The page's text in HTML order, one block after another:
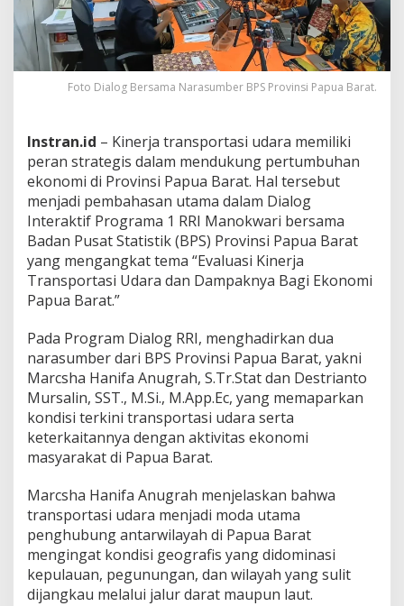
n
p
o
r
t
i
U
d
a
r
a
d
a
n
D
p
a
k
n
y
a
B
a
g
E
k
o
n
o
m
i
Foto Dialog Bersama Narasumber BPS Provinsi Papua Barat.
Instran.id – Kinerja transportasi udara memiliki
peran strategis dalam mendukung pertumbuhan
ekonomi di Provinsi Papua Barat. Hal tersebut
menjadi pembahasan utama dalam Dialog
Interaktif Programa 1 RRI Manokwari bersama
Badan Pusat Statistik (BPS) Provinsi Papua Barat
yang mengangkat tema “Evaluasi Kinerja
Transportasi Udara dan Dampaknya Bagi Ekonomi
Papua Barat.”
Pada Program Dialog RRI, menghadirkan dua
narasumber dari BPS Provinsi Papua Barat, yakni
Marcsha Hanifa Anugrah, S.Tr.Stat dan Destrianto
Mursalin, SST., M.Si., M.App.Ec, yang memaparkan
kondisi terkini transportasi udara serta
keterkaitannya dengan aktivitas ekonomi
masyarakat di Papua Barat.
Marcsha Hanifa Anugrah menjelaskan bahwa
transportasi udara menjadi moda utama
penghubung antarwilayah di Papua Barat
mengingat kondisi geografis yang didominasi
kepulauan, pegunungan, dan wilayah yang sulit
dijangkau melalui jalur darat maupun laut.